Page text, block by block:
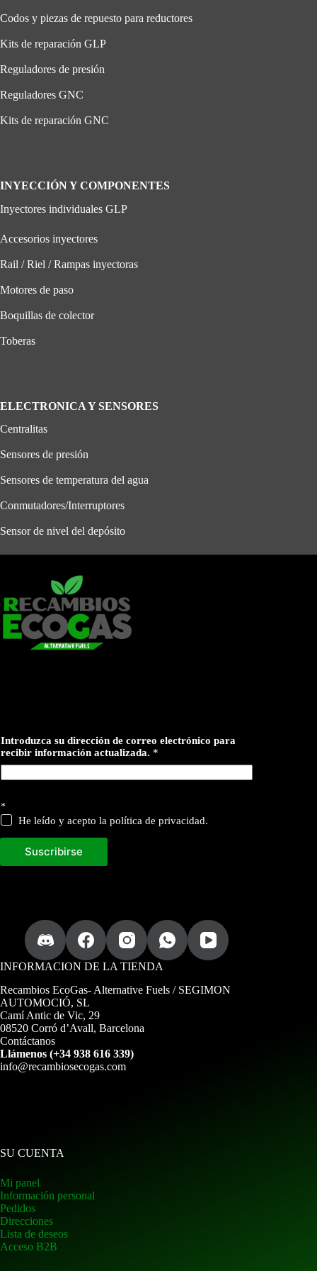
Codos y piezas de repuesto para reductores
Kits de reparación GLP
Reguladores de presión
Reguladores GNC
Kits de reparación GNC
INYECCIÓN Y COMPONENTES
Inyectores individuales GLP
Accesorios inyectores
Rail / Riel / Rampas inyectoras
Motores de paso
Boquillas de colector
Toberas
ELECTRONICA Y SENSORES
Centralitas
Sensores de presión
Sensores de temperatura del agua
Conmutadores/Interruptores
Sensor de nivel del depósito
e
p
a
r
Introduzca su dirección de correo electrónico para
recibir información actualizada. *
*
He leído y acepto la política de privacidad.
Suscribirse
INFORMACION DE LA TIENDA
Recambios EcoGas- Alternative Fuels / SEGIMON
AUTOMOCIÓ, SL
Camí Antic de Vic, 29
08520 Corró d’Avall, Barcelona
Contáctanos
Llámenos (+34 938 616 339)
info@recambiosecogas.com
SU CUENTA
Mi panel
Información personal
Pedidos
Direcciones
Lista de deseos
Acceso B2B